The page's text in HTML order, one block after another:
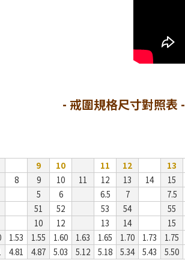
- 戒圍規格尺寸對照表 -
9 10 11 12 13
8 9 10 11 12 13 14 15
5 6 6.5 7 7.5
51 52 53 54 55
10 12 13 14 15
1.53 1.55 1.60 1.63 1.65 1.70 1.73 1.75
4.81 4.87 5.03 5.12 5.18 5.34 5.43 5.50